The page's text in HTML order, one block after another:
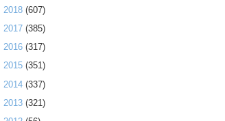
2018 (607)
2017 (385)
2016 (317)
2015 (351)
2014 (337)
2013 (321)